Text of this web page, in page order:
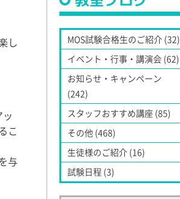
し
こ
与
MOS試験合格生のご紹介 (32)
イベント・行事・講演会 (62)
お知らせ・キャンペーン
(242)
スタッフおすすめ講座 (85)
その他 (468)
生徒様のご紹介 (16)
試験日程 (3)